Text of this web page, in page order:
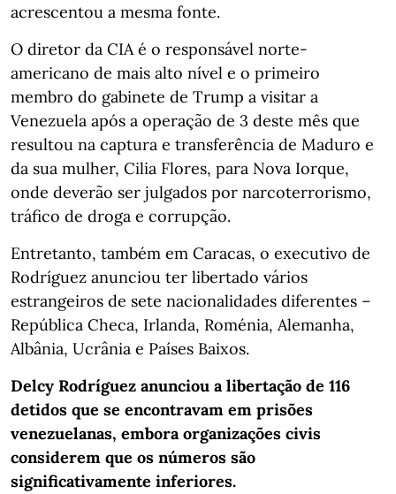
acrescentou a mesma fonte.
O diretor da CIA é o responsável norte-
americano de mais alto nível e o primeiro
membro do gabinete de Trump a visitar a
Venezuela após a operação de 3 deste mês que
resultou na captura e transferência de Maduro e
da sua mulher, Cilia Flores, para Nova Iorque,
onde deverão ser julgados por narcoterrorismo,
tráfico de droga e corrupção.
Entretanto, também em Caracas, o executivo de
Rodríguez anunciou ter libertado vários
estrangeiros de sete nacionalidades diferentes –
República Checa, Irlanda, Roménia, Alemanha,
Albânia, Ucrânia e Países Baixos.
Delcy Rodríguez anunciou a libertação de 116
detidos que se encontravam em prisões
venezuelanas, embora organizações civis
considerem que os números são
significativamente inferiores.